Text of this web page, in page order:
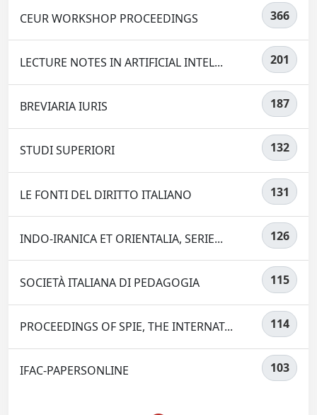
CEUR WORKSHOP PROCEEDINGS 366
LECTURE NOTES IN ARTIFICIAL INTEL... 201
BREVIARIA IURIS 187
STUDI SUPERIORI 132
LE FONTI DEL DIRITTO ITALIANO 131
INDO-IRANICA ET ORIENTALIA, SERIE... 126
SOCIETÀ ITALIANA DI PEDAGOGIA 115
PROCEEDINGS OF SPIE, THE INTERNAT... 114
IFAC-PAPERSONLINE 103